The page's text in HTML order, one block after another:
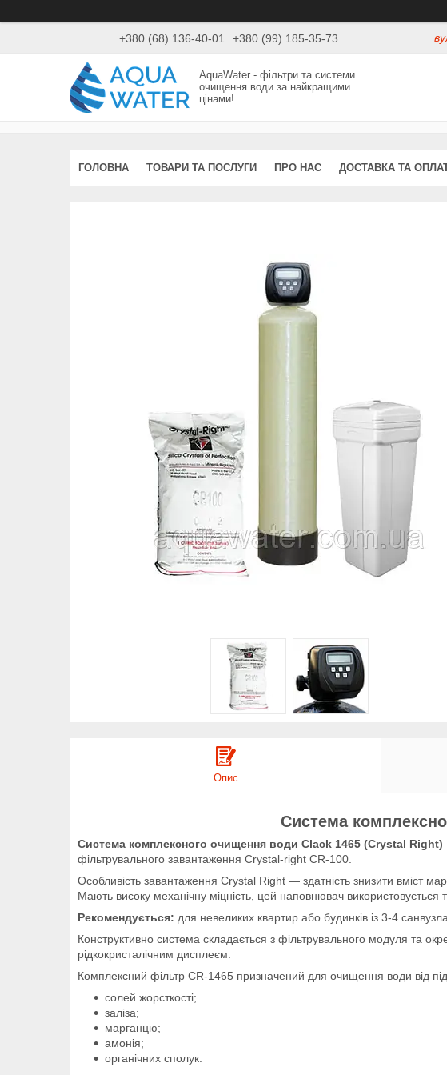
+380 (68) 136-40-01 +380 (99) 185-35-73
AquaWater - фільтри та системи
очищення води за найкращими
цінами!
ГОЛОВНА ТОВАРИ ТА ПОСЛУГИ ПРО НАС ДОСТАВКА ТА
Опис
Система
Система комплексного очищення води Clack 1465 (Crystal Right)
фільтрувального завантаження Crystal-right CR-100.
Особливість завантаження Crystal Right — здатність знизити вміст
Мають високу механічну міцність, цей наповнювач використовується
Рекомендується: для невеликих квартир або будинків із 3-4
Конструктивно система складається з фільтрувального модуля та
рідкокристалічним дисплеєм.
Комплексний фільтр CR-1465 призначений для очищення води від
солей жорсткості;
заліза;
марганцю;
амонія;
органічних сполук.